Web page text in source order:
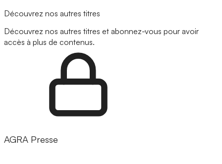
Découvrez nos autres titres
Découvrez nos autres titres et abonnez-vous pour avoir
accès à plus de contenus.
AGRA Presse